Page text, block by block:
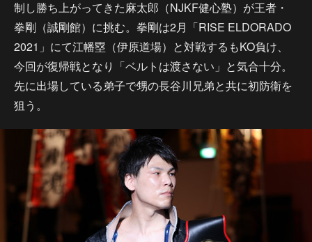
制し勝ち上がってきた麻太郎（NJKF健心塾）が王者・
拳剛（誠剛館）に挑む。拳剛は2月「RISE ELDORADO
2021」にて江幡塁（伊原道場）と対戦するもKO負け、
今回が復帰戦となり「ベルトは渡さない」と気合十分。
先に出場している弟子で甥の長谷川兄弟と共に初防衛を
狙う。